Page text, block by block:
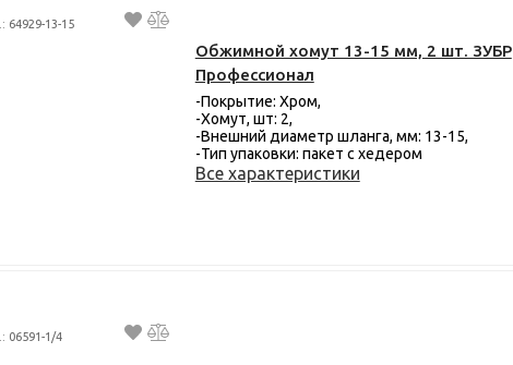
64929-13-15
Обжимной хомут 13-15 мм, 2 шт. ЗУБР
Профессионал
-Покрытие: Хром,
-Хомут, шт: 2,
-Внешний диаметр шланга, мм: 13-15,
-Тип упаковки: пакет с хедером
Все характеристики
06591-1/4